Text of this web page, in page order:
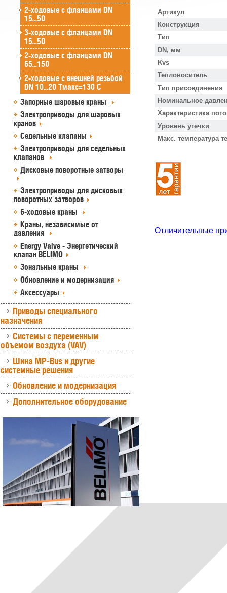
2-ходовые с фланцами DN
15...50
3-ходовые с фланцами DN
15...50
2-ходовые с фланцами DN
65...150
2-ходовые с внешней резьбой
DN 10...20 Tмакс=130 C
Запорные шаровые краны
Электроприводы для шаровых
кранов
Седельные клапаны
Электроприводы для седельных
клапанов
Дисковые поворотные затворы
Электроприводы для дисковых
поворотных затворов
6-ходовые краны
Краны, независимые от
давления
Energy Valve - Энергетический
клапан BELIMO
Зональные краны
Обновление и модернизация
Аксессуары
Приводы специального
назначения
Системы с переменным
объемом воздуха (VAV)
Шина MP-Bus и другие
системные решения
Обновление и модернизация
Дополнительное оборудование
Артикул
Конструкция
Тип
DN, мм
Kvs
Теплоноситель
Тип присоединения
Номинальное
Характеристика
Уровень утечки
Макс. температура
Отличительные